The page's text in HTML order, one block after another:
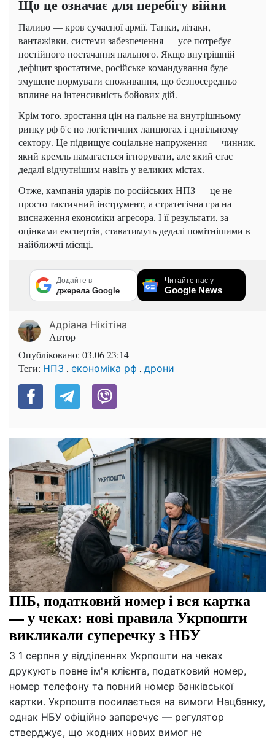
Що це означає для перебігу війни
Паливо — кров сучасної армії. Танки, літаки,
вантажівки, системи забезпечення — усе потребує
постійного постачання пального. Якщо внутрішній
дефіцит зростатиме, російське командування буде
змушене нормувати споживання, що безпосередньо
вплине на інтенсивність бойових дій.
Крім того, зростання цін на пальне на внутрішньому
ринку рф б'є по логістичних ланцюгах і цивільному
сектору. Це підвищує соціальне напруження — чинник,
який кремль намагається ігнорувати, але який стає
дедалі відчутнішим навіть у великих містах.
Отже, кампанія ударів по російських НПЗ — це не
просто тактичний інструмент, а стратегічна гра на
виснаження економіки агресора. І її результати, за
оцінками експертів, ставатимуть дедалі помітнішими в
найближчі місяці.
Додайте в
джерела Google
Читайте нас у
Google News
Адріана Нікітіна
Автор
Опубліковано: 03.06 23:14
Теги: НПЗ , економіка рф , дрони
ПІБ, податковий номер і вся картка
— у чеках: нові правила Укрпошти
викликали суперечку з НБУ
З 1 серпня у відділеннях Укрпошти на чеках
друкують повне ім'я клієнта, податковий номер,
номер телефону та повний номер банківської
картки. Укрпошта посилається на вимоги Нацбанку,
однак НБУ офіційно заперечує — регулятор
стверджує, що жодних нових вимог не